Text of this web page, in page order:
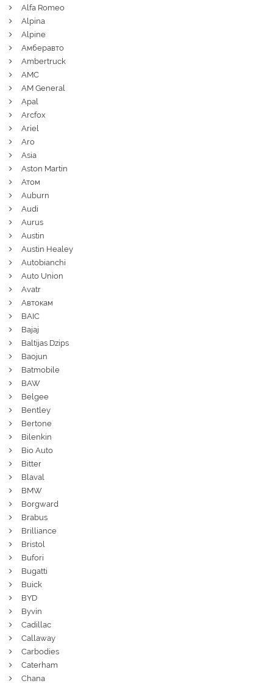
Alfa Romeo
Alpina
Alpine
Амберавто
Ambertruck
AMC
AM General
Apal
Arcfox
Ariel
Aro
Asia
Aston Martin
Атом
Auburn
Audi
Aurus
Austin
Austin Healey
Autobianchi
Auto Union
Avatr
Автокам
BAIC
Bajaj
Baltijas Dzips
Baojun
Batmobile
BAW
Belgee
Bentley
Bertone
Bilenkin
Bio Auto
Bitter
Blaval
BMW
Borgward
Brabus
Brilliance
Bristol
Bufori
Bugatti
Buick
BYD
Byvin
Cadillac
Callaway
Carbodies
Caterham
Chana